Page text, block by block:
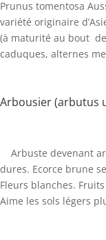
Prunus tomentosa
variété originaire
(à maturité au bout
caduques, alternes
Arbousier (arbutus
Arbuste devenant
dures. Ecorce brune
Fleurs blanches.
Aime les sols légers